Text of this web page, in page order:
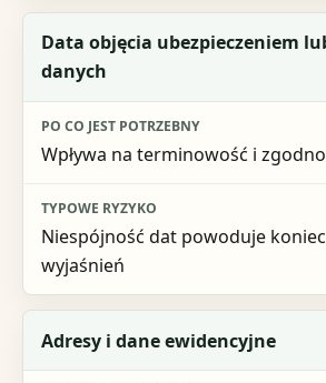
Data objęcia ubezpieczeniem
danych
Wpływa na terminowość i
Niespójność dat powoduje
wyjaśnień
Adresy i dane ewidencyjne